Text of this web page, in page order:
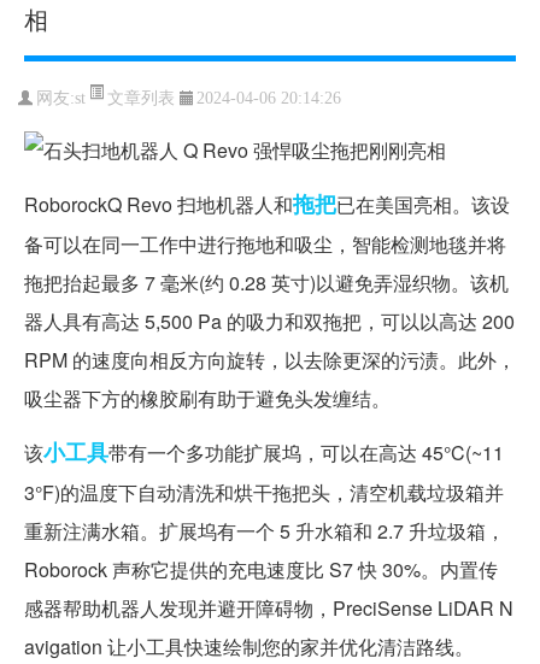
相
网友:st 文章列表 2024-04-06 20:14:26
RoborockQ Revo 扫地机器人和拖把已在美国亮相。该设
备可以在同一工作中进行拖地和吸尘，智能检测地毯并将
拖把抬起最多 7 毫米(约 0.28 英寸)以避免弄湿织物。该机
器人具有高达 5,500 Pa 的吸力和双拖把，可以以高达 200
RPM 的速度向相反方向旋转，以去除更深的污渍。此外，
吸尘器下方的橡胶刷有助于避免头发缠结。
该小工具带有一个多功能扩展坞，可以在高达 45°C(~11
3°F)的温度下自动清洗和烘干拖把头，清空机载垃圾箱并
重新注满水箱。扩展坞有一个 5 升水箱和 2.7 升垃圾箱，
Roborock 声称它提供的充电速度比 S7 快 30%。内置传
感器帮助机器人发现并避开障碍物，PreciSense LiDAR N
avigation 让小工具快速绘制您的家并优化清洁路线。